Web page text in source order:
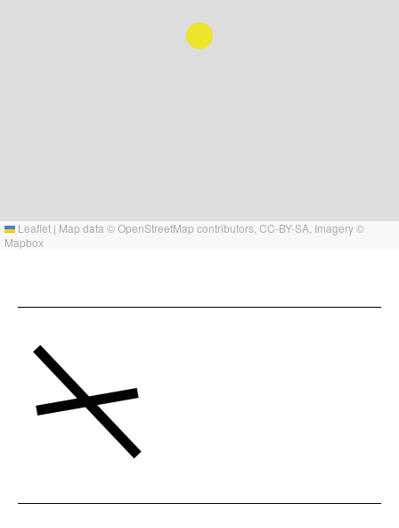
Leaflet | Map data ©OpenStreetMap contributors, CC-BY-SA , Imagery ©
Mapbox